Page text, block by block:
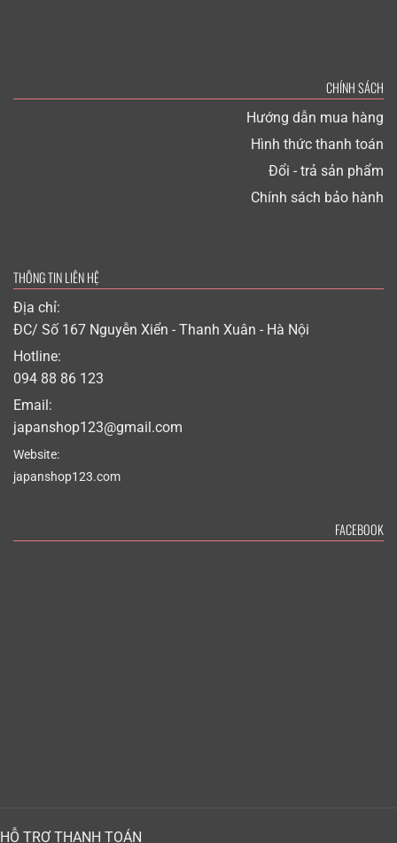
CHÍNH SÁCH
Hướng dẫn mua hàng
Hình thức thanh toán
Đổi - trả sản phẩm
Chính sách bảo hành
THÔNG TIN LIÊN HỆ
Địa chỉ:
ĐC/ Số 167 Nguyễn Xiển - Thanh Xuân - Hà Nội
Hotline:
094 88 86 123
Email:
japanshop123@gmail.com
Website:
japanshop123.com
FACEBOOK
HỖ TRỢ THANH TOÁN